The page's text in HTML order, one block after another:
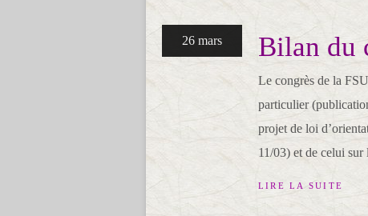
26 mars Bilan du
Le congrès de la
particulier
projet de loi
11/03) et de celui sur
LIRE LA SUITE